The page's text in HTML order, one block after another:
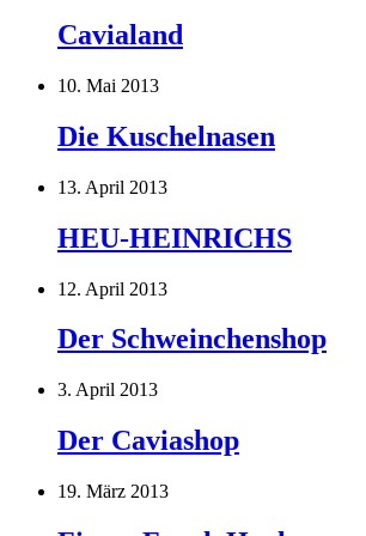
Cavialand
10. Mai 2013
Die Kuschelnasen
13. April 2013
HEU-HEINRICHS
12. April 2013
Der Schweinchenshop
3. April 2013
Der Caviashop
19. März 2013